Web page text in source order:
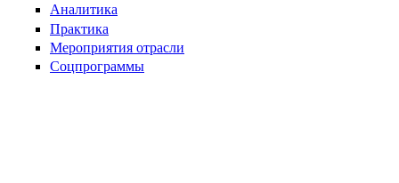
Аналитика
Практика
Мероприятия отрасли
Соцпрограммы